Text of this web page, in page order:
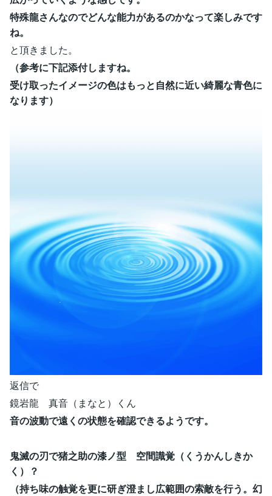
特殊龍さんなのでどんな能力があるのかなって楽しみです
ね。
と頂きました。
（参考に下記添付しますね。
受け取ったイメージの色はもっと自然に近い綺麗な青色に
なります）
返信で
鏡岩龍 真音（まなと）くん
音の波動で遠くの状態を確認できるようです。
鬼滅の刃で猪之助の漆ノ型 空間識覚（くうかんしきか
く）？
（持ち味の触覚を更に研ぎ澄まし広範囲の索敵を行う。幻